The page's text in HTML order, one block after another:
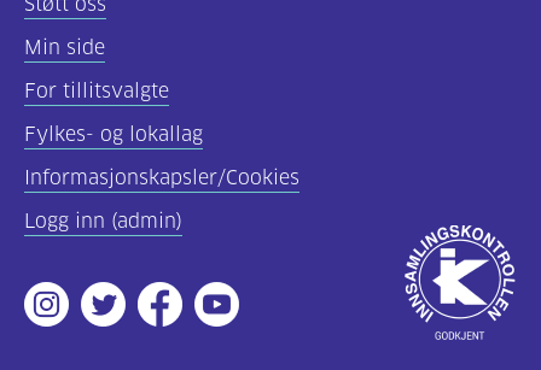
(59)
Diabetes
type
1
(43)
Diabetes
2
Min side
For tillitsvalgte
Fylkes- og lokallag
Informasjonskapsler/Cookies
Logg inn (admin)
Instagram
TwitterFacebookYoutube
Godkjent
av